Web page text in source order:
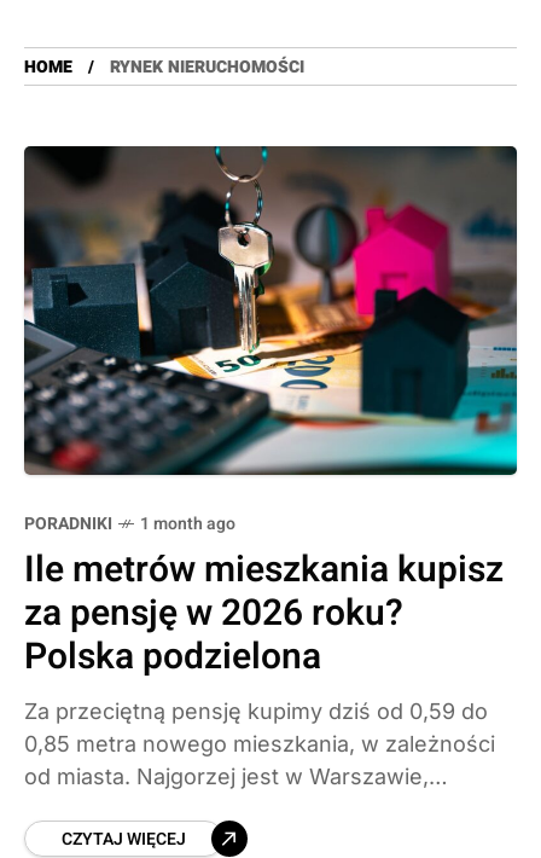
HOME RYNEK NIERUCHOMOŚCI
PORADNIKI 1 month ago
Ile metrów mieszkania kupisz
za pensję w 2026 roku?
Polska podzielona
Za przeciętną pensję kupimy dziś od 0,59 do
0,85 metra nowego mieszkania, w zależności
od miasta. Najgorzej jest w Warszawie,
naprawdę wygląda dostępność cenowa
CZYTAJ WIĘCEJ